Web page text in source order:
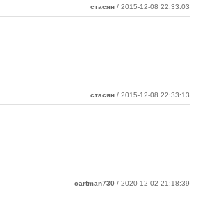
стасян / 2015-12-08 22:33:03
стасян / 2015-12-08 22:33:13
cartman730 / 2020-12-02 21:18:39